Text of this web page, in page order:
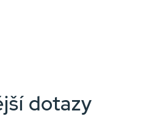
dotazy